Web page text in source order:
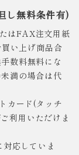
し無料条件有)
はFAX注文用紙
い上げ商品合
数料無料にな
満の場合は代
カード(タッチ
利用いただけま
応していま